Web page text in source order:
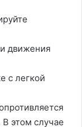
движения
с легкой
этом случае